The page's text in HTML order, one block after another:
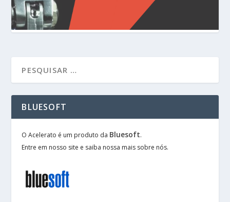
BLUESOFT
O Acelerato é um produto da Bluesoft.
Entre em nosso site e saiba nossa mais sobre nós.